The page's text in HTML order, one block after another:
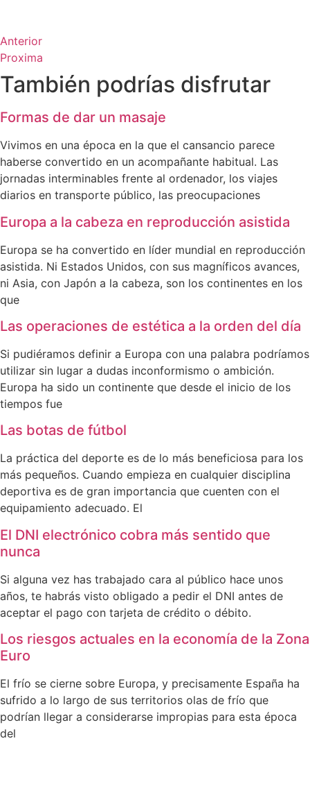
Anterior
Proxima
También podrías disfrutar
Formas de dar un masaje
Vivimos en una época en la que el cansancio parece
haberse convertido en un acompañante habitual. Las
jornadas interminables frente al ordenador, los viajes
diarios en transporte público, las preocupaciones
Europa a la cabeza en reproducción asistida
Europa se ha convertido en líder mundial en reproducción
asistida. Ni Estados Unidos, con sus magníficos avances,
ni Asia, con Japón a la cabeza, son los continentes en los
que
Las operaciones de estética a la orden del día
Si pudiéramos definir a Europa con una palabra podríamos
utilizar sin lugar a dudas inconformismo o ambición.
Europa ha sido un continente que desde el inicio de los
tiempos fue
Las botas de fútbol
La práctica del deporte es de lo más beneficiosa para los
más pequeños. Cuando empieza en cualquier disciplina
deportiva es de gran importancia que cuenten con el
equipamiento adecuado. El
El DNI electrónico cobra más sentido que
nunca
Si alguna vez has trabajado cara al público hace unos
años, te habrás visto obligado a pedir el DNI antes de
aceptar el pago con tarjeta de crédito o débito.
Los riesgos actuales en la economía de la Zona
Euro
El frío se cierne sobre Europa, y precisamente España ha
sufrido a lo largo de sus territorios olas de frío que
podrían llegar a considerarse impropias para esta época
del